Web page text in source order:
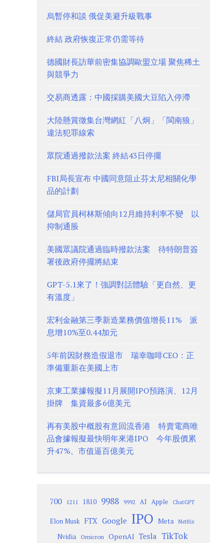
烏暫停和談 俄促美避升級戰事
終結 政府恢復正常仍需等待
德國財長訪華前密集協調歐盟立場 聚焦稀土
與競爭力
交易商透露：中國採購美國大豆陷入停滯
大陸懸賞徵集台灣網紅「八炯」「閩南狼」
違法犯罪線索
眾院通過撥款法案 終結43日停擺
FBI局長宣布 中國同意阻止芬太尼相關化學
品的計劃
儲局官員柯林斯傾向12月維持利率不變 以
抑制通脹
美國眾議院通過臨時撥款法案 待特朗普簽
署後政府停擺將結束
GPT-5.1來了！強調對話體驗「更自然、更
有溫度」
宏利金融第三季新造業務價值增長11% 派
息增10%至0.44加元
5年前因財務造假退市 瑞幸咖啡CEO：正
準備重新在美國上市
京東工業據報擬11月展開IPO預路演、12月
掛牌 集資最多6億美元
再有美股中概股有意回流香港 特賣電商唯
品會據報擬最快明年來港IPO 今年股價累
升47%、市值逼百億美元
700 1211 1810 9988 9992 AI Apple ChatGPT
Elon Musk FTX Google IPO Meta Netflix
Nvidia Omicron OpenAI Tesla TikTok